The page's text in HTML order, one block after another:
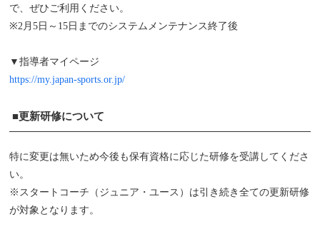
で、ぜひご利用ください。
※2月5日～15日までのシステムメンテナンス終了後
▼指導者マイページ
https://my.japan-sports.or.jp/
■更新研修について
特に変更は無いため今後も保有資格に応じた研修を受講してくださ
い。
※スタートコーチ（ジュニア・ユース）は引き続き全ての更新研修
が対象となります。